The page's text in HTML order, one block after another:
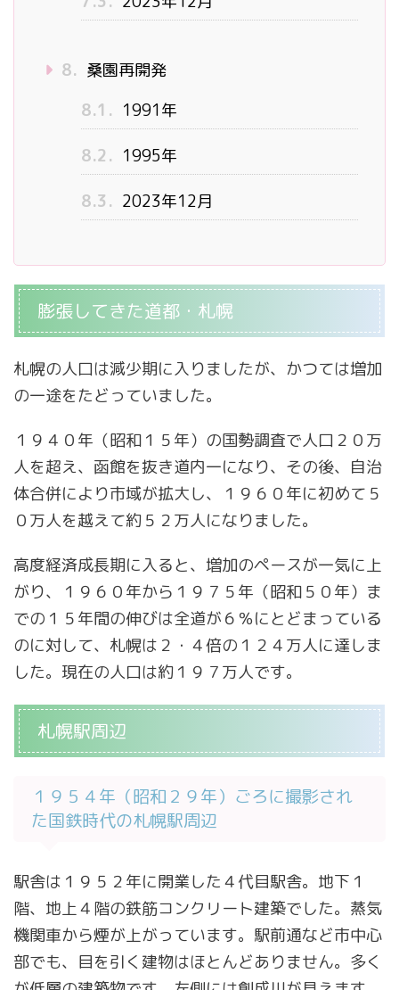
8. 桑園再開発
8.1. 1991年
8.2. 1995年
8.3. 2023年12月
膨張してきた道都・札幌
札幌の人口は減少期に入りましたが、かつては増加
の一途をたどっていました。
１９４０年（昭和１５年）の国勢調査で人口２０万
人を超え、函館を抜き道内一になり、その後、自治
体合併により市域が拡大し、１９６０年に初めて５
０万人を越えて約５２万人になりました。
高度経済成長期に入ると、増加のペースが一気に上
がり、１９６０年から１９７５年（昭和５０年）ま
での１５年間の伸びは全道が６％にとどまっている
のに対して、札幌は２・４倍の１２４万人に達しま
した。現在の人口は約１９７万人です。
札幌駅周辺
１９５４年（昭和２９年）ごろに撮影され
た国鉄時代の札幌駅周辺
駅舎は１９５２年に開業した４代目駅舎。地下１
階、地上４階の鉄筋コンクリート建築でした。蒸気
機関車から煙が上がっています。駅前通など市中心
部でも、目を引く建物はほとんどありません。多く